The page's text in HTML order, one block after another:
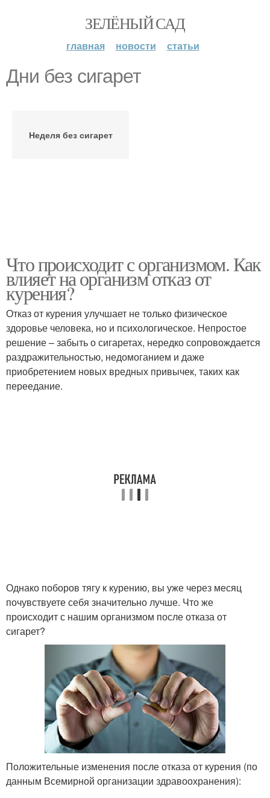
ЗЕЛЁНЫЙ САД
главная новости статьи
Дни без сигарет
Неделя без сигарет
Что происходит с организмом. Как
влияет на организм отказ от
курения?
Отказ от курения улучшает не только физическое
здоровье человека, но и психологическое. Непростое
решение – забыть о сигаретах, нередко сопровождается
раздражительностью, недомоганием и даже
приобретением новых вредных привычек, таких как
переедание.
Однако поборов тягу к курению, вы уже через месяц
почувствуете себя значительно лучше. Что же
происходит с нашим организмом после отказа от
сигарет?
Положительные изменения после отказа от курения (по
данным Всемирной организации здравоохранения):